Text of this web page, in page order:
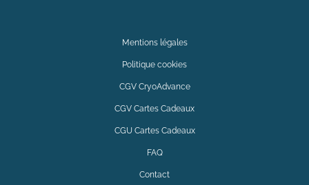
Mentions légales
Politique cookies
CGV CryoAdvance
CGV Cartes Cadeaux
CGU Cartes Cadeaux
FAQ
Contact